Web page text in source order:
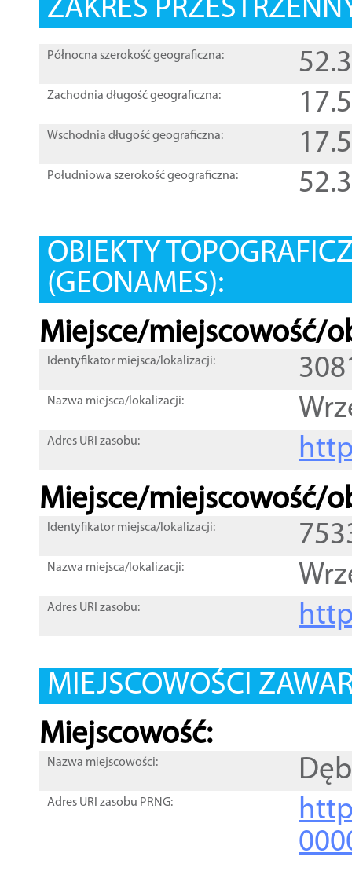
ZAKRES
Północna szerokość geograficzna:
Zachodnia długość geograficzna:
Wschodnia długość geograficzna:
Południowa szerokość geograficzna:
OBIEKTY
(GEONAMES):
Miejsce/miejscowość/
Identyfikator miejsca/lokalizacji:
Nazwa miejsca/lokalizacji:
Adres URI zasobu:
Miejsce/miejscowość/
Identyfikator miejsca/lokalizacji:
Nazwa miejsca/lokalizacji:
Adres URI zasobu:
MIEJSCOWOŚCI
Miejscowość:
Nazwa miejscowości:
Adres URI zasobu PRNG: